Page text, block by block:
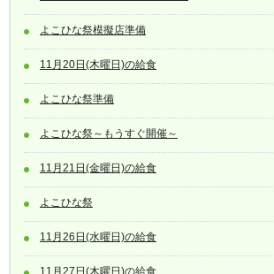
よこひな祭模擬店準備
11月20日(木曜日)の給食
よこひな祭準備
よこひな祭～もうすぐ開催～
11月21日(金曜日)の給食
よこひな祭
11月26日(水曜日)の給食
11月27日(木曜日)の給食